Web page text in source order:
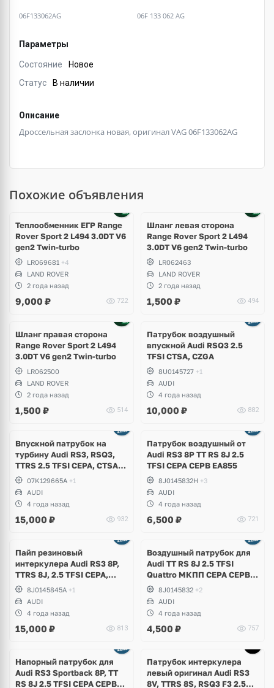
06F133062AG 06F 133 062 AG
Параметры
Состояние
Новое
Статус
В наличии
Описание
Дроссельная заслонка новая, оригинал VAG 06F133062AG
Похожие объявления
Теплообменник ЕГР Range
Rover Sport 2 L494 3.0DT V6
gen2 Twin-turbo
LR069681 +4
LAND ROVER
2 года назад
9,000 ₽ 722
Шланг левая сторона
Range Rover Sport 2 L494
3.0DT V6 gen2 Twin-turbo
LR062463
LAND ROVER
2 года назад
1,500 ₽ 494
Шланг правая сторона
Range Rover Sport 2 L494
3.0DT V6 gen2 Twin-turbo
LR062500
LAND ROVER
2 года назад
1,500 ₽ 514
Патрубок воздушный
впускной Audi RSQ3 2.5
TFSI CTSA, CZGA
8U0145727 +1
AUDI
4 года назад
10,000 ₽ 882
Впускной патрубок на
турбину Audi RS3, RSQ3,
TTRS 2.5 TFSI CEPA, CTSA,
CZGA, CZGB
07K129665A +1
AUDI
4 года назад
15,000 ₽ 932
Патрубок воздушный от
Аudi RS3 8P TT RS 8J 2.5
TFSI CEPA CEPB EA855
8J0145832H +3
AUDI
4 года назад
6,500 ₽ 721
Пайп резиновый
интеркулера Audi RS3 8P,
TTRS 8J, 2.5 TFSI CEPA,
CEPB8J0145845A +1
AUDI
4 года назад
15,000 ₽ 813
Воздушный патрубок для
Audi TT RS 8J 2.5 TFSI
Quattro МКПП СEPA CEPB
EA8558J0145832 +2
AUDI
4 года назад
4,500 ₽ 757
Напорный патрубок для
Аudi RS3 Sportback 8P, TT
RS 8J 2.5 TFSI CEPA CEPB
Патрубок интеркулера
левый оригинал Audi RS3
8V, TTRS 8S, RSQ3 F3 2.5